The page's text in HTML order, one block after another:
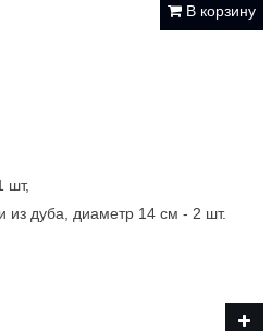
В корзину
шт,
из дуба, диаметр 14 см - 2 шт.